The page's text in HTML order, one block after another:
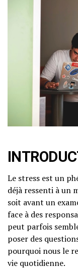
Le stress est un
déjà ressenti à un
soit avant un
face à des
peut parfois
poser des
pourquoi nous le
vie quotidienne.